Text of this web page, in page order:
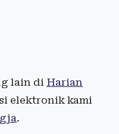
lain di Harian
elektronik kami
.